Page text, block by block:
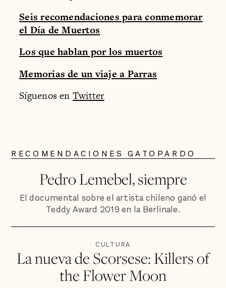
Seis recomendaciones para conmemorar
el Día de Muertos
Los que hablan por los muertos
Memorias de un viaje a Parras
Síguenos en Twitter
RECOMENDACIONES GATOPARDO
Pedro Lemebel, siempre
El documental sobre el artista chileno ganó el
Teddy Award 2019 en la Berlinale.
CULTURA
La nueva de Scorsese: Killers of
the Flower Moon